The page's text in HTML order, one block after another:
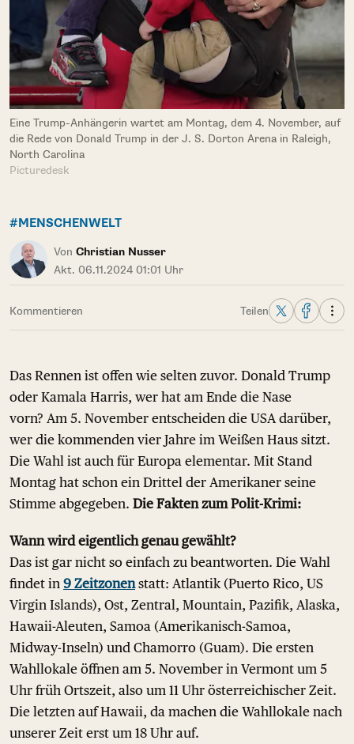
Eine Trump-Anhängerin wartet am Montag, dem 4. November, auf
die Rede von Donald Trump in der J. S. Dorton Arena in Raleigh,
North Carolina
Picturedesk
#MENSCHENWELT
Von Christian Nusser
Akt. 06.11.2024 01:01 Uhr
Kommentieren Teilen
Das Rennen ist offen wie selten zuvor. Donald Trump
oder Kamala Harris, wer hat am Ende die Nase
vorn? Am 5. November entscheiden die USA darüber,
wer die kommenden vier Jahre im Weißen Haus sitzt.
Die Wahl ist auch für Europa elementar. Mit Stand
Montag hat schon ein Drittel der Amerikaner seine
Stimme abgegeben. Die Fakten zum Polit-Krimi:
Wann wird eigentlich genau gewählt?
Das ist gar nicht so einfach zu beantworten. Die Wahl
findet in 9 Zeitzonenstatt: Atlantik (Puerto Rico, US
Virgin Islands), Ost, Zentral, Mountain, Pazifik, Alaska,
Hawaii-Aleuten, Samoa (Amerikanisch-Samoa,
Midway-Inseln) und Chamorro (Guam). Die ersten
Wahllokale öffnen am 5. November in Vermont um 5
Uhr früh Ortszeit, also um 11 Uhr österreichischer Zeit.
Die letzten auf Hawaii, da machen die Wahllokale nach
unserer Zeit erst um 18 Uhr auf.